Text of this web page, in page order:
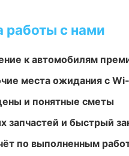
с нами
к автомобилям
места ожидания с
и понятные сметы
запчастей и быстрый
по выполненным